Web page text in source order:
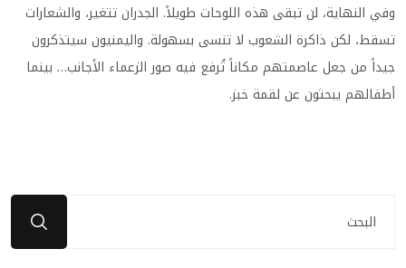
وفي النهاية، لن تبقى هذه اللوحات طويلاً. الجدران تتغير، والشعارات
تسقط، لكن ذاكرة الشعوب لا تنسى بسهولة. واليمنيون سيتذكرون
جيداً من جعل عاصمتهم مكاناً تُرفع فيه صور الزعماء الأجانب… بينما
أطفالهم يبحثون عن لقمة خبز.